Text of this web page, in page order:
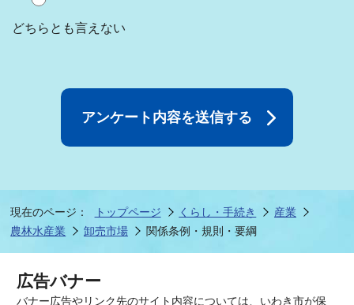
どちらとも言えない
現在のページ： トップページ くらし・手続き
産業
農林水産業
卸売市場 関係条例・規則・要綱
広告バナー
バナー広告やリンク先のサイト内容については、いわき市が保